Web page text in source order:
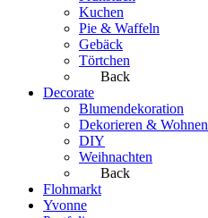
Kuchen
Pie & Waffeln
Gebäck
Törtchen
Back
Decorate
Blumendekoration
Dekorieren & Wohnen
DIY
Weihnachten
Back
Flohmarkt
Yvonne